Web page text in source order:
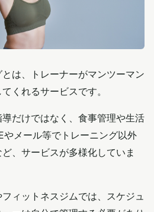
は、トレーナーがマンツーマン
くれるサービスです。
だけではなく、食事管理や生活
やメール等でトレーニング以外
、サービスが多様化していま
ィットネスジムでは、スケジュ